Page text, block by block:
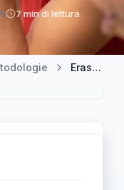
7 min di lettura
Erasmus+ in Italia: un decennio di successi con oltre un milione di partecipanti e 19.000 progetti